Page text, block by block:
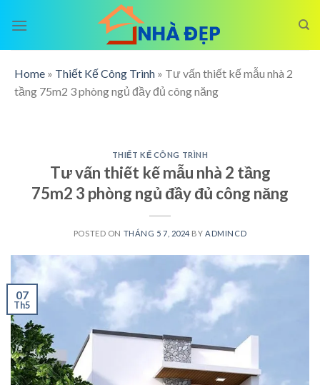
Home » Thiết Kế Công Trình » Tư vấn thiết kế mẫu nhà 2
tầng 75m2 3 phòng ngủ đầy đủ công năng
THIẾT KẾ CÔNG TRÌNH
Tư vấn thiết kế mẫu nhà 2 tầng
75m2 3 phòng ngủ đầy đủ công năng
POSTED ON THÁNG 5 7, 2024 BYADMINCD
07
Th5